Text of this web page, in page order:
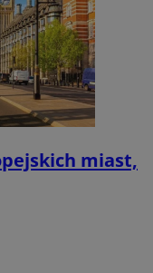
miast,